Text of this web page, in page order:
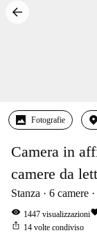
Fotografie
Camera in
camere da
Stanza 6 camere
visibility 1447 visualizzazioni
ios_share 14 volte condiviso